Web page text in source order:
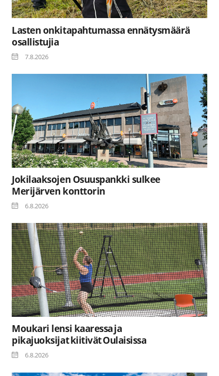
Lasten onkitapahtumassa ennätysmäärä
osallistujia
7.8.2026
Jokilaaksojen Osuuspankki sulkee
Merijärven konttorin
6.8.2026
Moukari lensi kaaressa ja
pikajuoksijat kiitivät Oulaisissa
6.8.2026